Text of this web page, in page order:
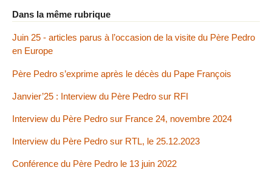
Dans la même rubrique
Juin 25 - articles parus à l’occasion de la visite du Père Pedro
en Europe
Père Pedro s’exprime après le décès du Pape François
Janvier’25 : Interview du Père Pedro sur RFI
Interview du Père Pedro sur France 24, novembre 2024
Interview du Père Pedro sur RTL, le 25.12.2023
Conférence du Père Pedro le 13 juin 2022